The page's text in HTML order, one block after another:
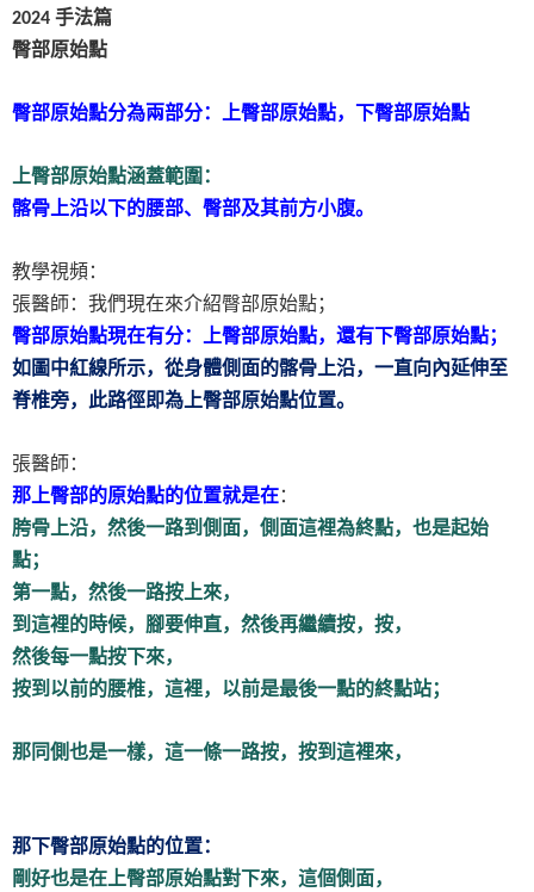
2024 手法篇
臀部原始點
臀部原始點分為兩部分：上臀部原始點，下臀部原始點
上臀部原始點涵蓋範圍：
髂骨上沿以下的腰部、臀部及其前方小腹。
教學視頻：
張醫師：我們現在來介紹臀部原始點；
臀部原始點現在有分：上臀部原始點，還有下臀部原始點；
如圖中紅線所示，從身體側面的髂骨上沿，一直向內延伸至
脊椎旁，此路徑即為上臀部原始點位置。
張醫師：
那上臀部的原始點的位置就是在：
胯骨上沿，然後一路到側面，側面這裡為終點，也是起始
點；
第一點，然後一路按上來，
到這裡的時候，腳要伸直，然後再繼續按，按，
然後每一點按下來，
按到以前的腰椎，這裡，以前是最後一點的終點站；
那同側也是一樣，這一條一路按，按到這裡來，
那下臀部原始點的位置：
剛好也是在上臀部原始點對下來，這個側面，